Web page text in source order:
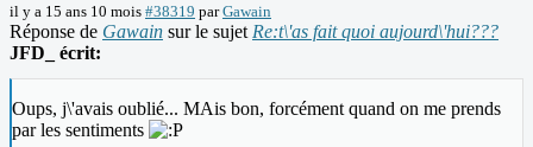
il y a 15 ans 10 mois #38319 parGawain
Réponse de Gawain sur le sujet Re:t\'as fait quoi aujourd\'hui???
JFD_ écrit:
Oups, j\'avais oublié... MAis bon, forcément quand on me prends
par les sentiments